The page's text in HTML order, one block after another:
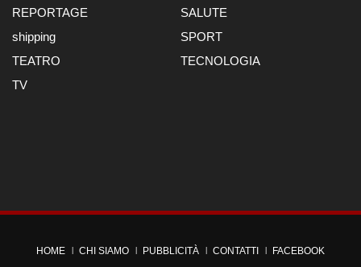
REPORTAGE
SALUTE
shipping
SPORT
TEATRO
TECNOLOGIA
TV
HOME CHI SIAMO PUBBLICITÀ CONTATTI
FACEBOOK